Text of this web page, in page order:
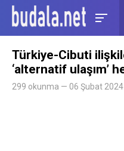
Türkiye-Cibuti
‘alternatif ulaşım’
299 okunma — 06 Şubat